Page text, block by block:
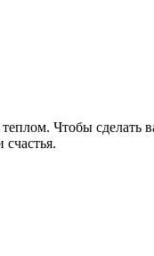
Чтобы сделать